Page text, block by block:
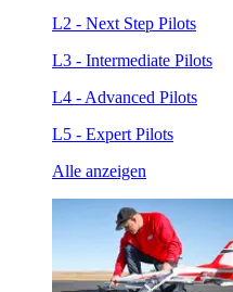
L2 - Next Step Pilots
L3 - Intermediate Pilots
L4 - Advanced Pilots
L5 - Expert Pilots
Alle anzeigen